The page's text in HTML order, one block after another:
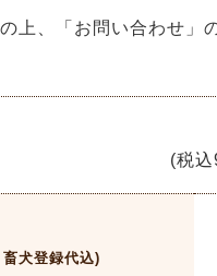
上、「お問い合わせ」
(税
犬登録代込)